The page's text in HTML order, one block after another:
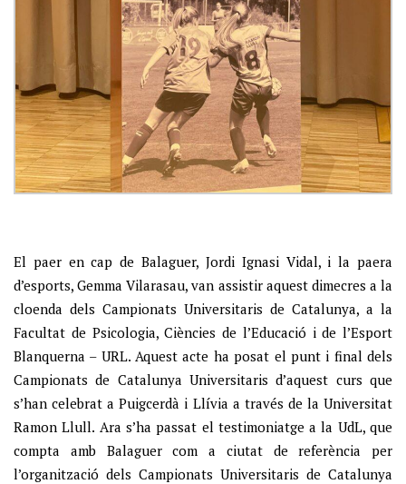
El paer en cap de Balaguer, Jordi Ignasi Vidal, i la paera
d’esports, Gemma Vilarasau, van assistir aquest dimecres a la
cloenda dels Campionats Universitaris de Catalunya, a la
Facultat de Psicologia, Ciències de l’Educació i de l’Esport
Blanquerna – URL. Aquest acte ha posat el punt i final dels
Campionats de Catalunya Universitaris d’aquest curs que
s’han celebrat a Puigcerdà i Llívia a través de la Universitat
Ramon Llull. Ara s’ha passat el testimoniatge a la UdL, que
compta amb Balaguer com a ciutat de referència per
l’organització dels Campionats Universitaris de Catalunya